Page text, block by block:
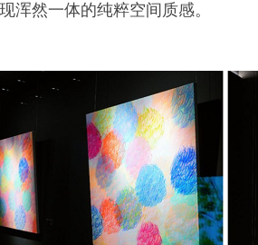
浑然一体的纯粹空间质感。